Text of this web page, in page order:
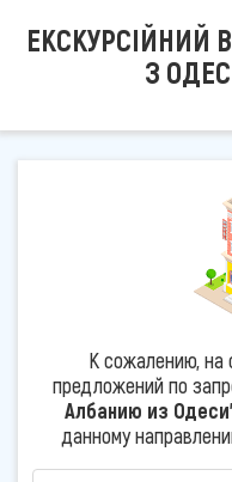
ЕКСКУРСІЙНИЙ
З
К сожалению, на
предложений по
Албанию из
данному